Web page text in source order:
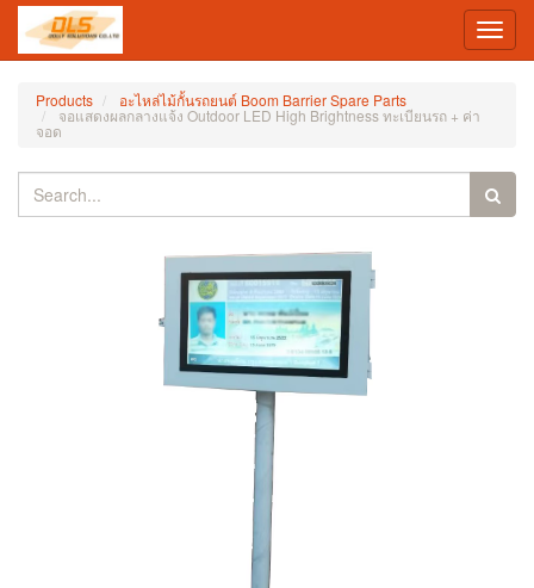
Products อะไหล่ไม้กั้นรถยนต์ Boom Barrier Spare Parts
จอแสดงผลกลางแจ้ง Outdoor LED High Brightness ทะเบียนรถ + ค่า
จอด